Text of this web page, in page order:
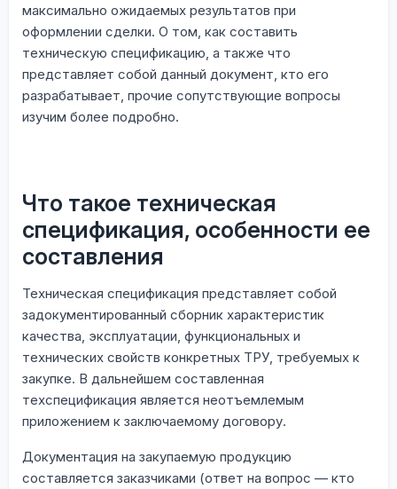
максимально ожидаемых результатов при
оформлении сделки. О том, как составить
техническую спецификацию, а также что
представляет собой данный документ, кто его
разрабатывает, прочие сопутствующие вопросы
изучим более подробно.
Что такое техническая
спецификация, особенности ее
составления
Техническая спецификация представляет собой
задокументированный сборник характеристик
качества, эксплуатации, функциональных и
технических свойств конкретных ТРУ, требуемых к
закупке. В дальнейшем составленная
техспецификация является неотъемлемым
приложением к заключаемому договору.
Документация на закупаемую продукцию
составляется заказчиками (ответ на вопрос — кто